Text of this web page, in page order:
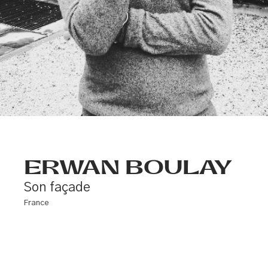
ERWAN BOULAY
Son façade
France